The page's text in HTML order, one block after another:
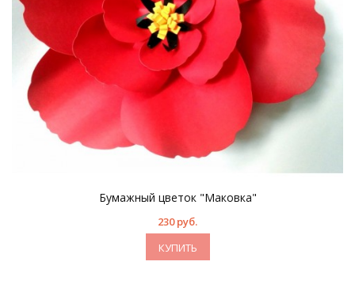
Бумажный цветок "Маковка"
230 руб.
КУПИТЬ